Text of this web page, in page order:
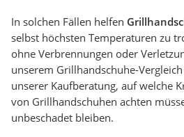
In solchen Fällen helfen
selbst höchsten Temperaturen zu
ohne Verbrennungen oder
unserem Grillhandschuhe-
unserer Kaufberatung, auf welche
von Grillhandschuhen achten
unbeschadet bleiben.